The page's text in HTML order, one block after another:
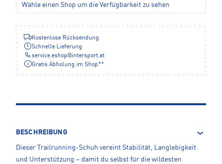
Wähle einen Shop um die Verfügbarkeit zu sehen
Kostenlose Rücksendung
Schnelle Lieferung
service.eshop@intersport.at
Gratis Abholung im Shop**
BESCHREIBUNG
Dieser Trailrunning-Schuh vereint Stabilität, Langlebigkeit
und Unterstützung – damit du selbst für die wildesten